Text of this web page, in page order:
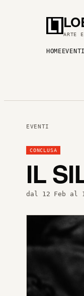
ARTE
HOME EVENTI
EVENTI
CONCLUSA
IL
dal 12 Feb al